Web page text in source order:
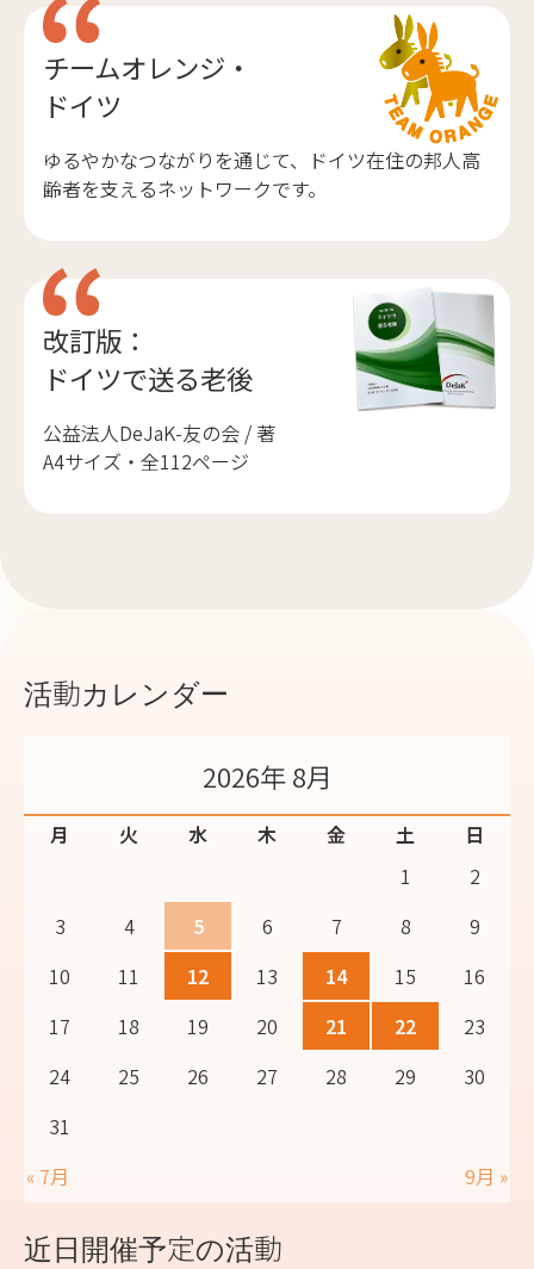
チームオレンジ・
ドイツ
ゆるやかなつながりを通じて、ドイツ在住の邦人高
齢者を支えるネットワークです。
改訂版：
ドイツで送る老後
公益法人DeJaK-友の会 / 著
A4サイズ・全112ページ
活動カレンダー
2026年 8月
月 火 水 木 金 土
日
1
2
3
4 5 6 7 8
9
10
11 12 13 14 15
16
17
18 19 20 21 22
23
24
25 26 27 28 29
30
31
« 7月
9月 »
近日開催予定の活動